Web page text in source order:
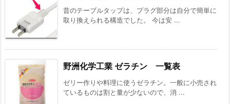
昔のテーブルタップは、プラグ部分は自分で簡単に
取り換えられる構造でした。 今は安 ...
野洲化学工業 ゼラチン 一覧表
ゼリー作りや料理に使うゼラチン。一般に小売され
ているものは割と量が少ないので、消 ...